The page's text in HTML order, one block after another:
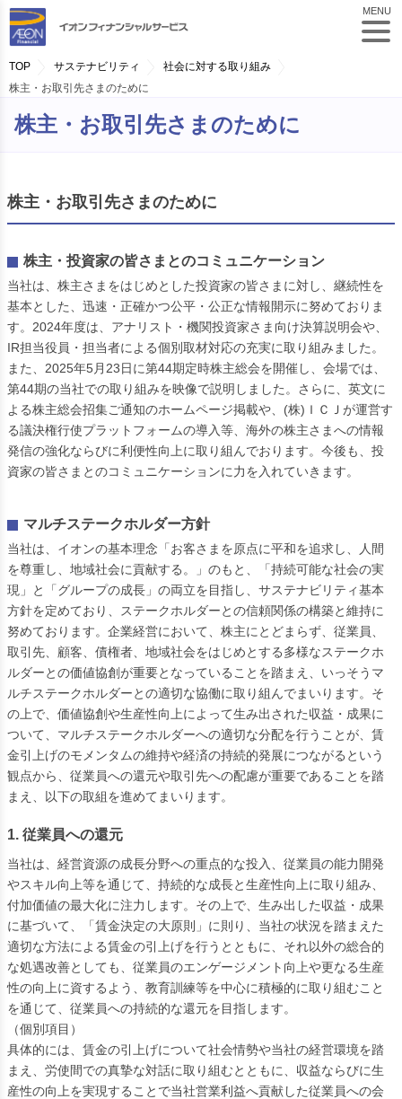
MENU
TOP サステナビリティ
社会に対する取り組み
株主・お取引先さまのために
株主・お取引先さまのために
株主・お取引先さまのために
株主・投資家の皆さまとのコミュニケーション
当社は、株主さまをはじめとした投資家の皆さまに対し、継続性を
基本とした、迅速・正確かつ公平・公正な情報開示に努めておりま
す。2024年度は、アナリスト・機関投資家さま向け決算説明会や、
IR担当役員・担当者による個別取材対応の充実に取り組みました。
また、2025年5月23日に第44期定時株主総会を開催し、会場では、
第44期の当社での取り組みを映像で説明しました。さらに、英文に
よる株主総会招集ご通知のホームページ掲載や、(株)ＩＣＪが運営す
る議決権行使プラットフォームの導入等、海外の株主さまへの情報
発信の強化ならびに利便性向上に取り組んでおります。今後も、投
資家の皆さまとのコミュニケーションに力を入れていきます。
マルチステークホルダー方針
当社は、イオンの基本理念「お客さまを原点に平和を追求し、人間
を尊重し、地域社会に貢献する。」のもと、「持続可能な社会の実
現」と「グループの成長」の両立を目指し、サステナビリティ基本
方針を定めており、ステークホルダーとの信頼関係の構築と維持に
努めております。企業経営において、株主にとどまらず、従業員、
取引先、顧客、債権者、地域社会をはじめとする多様なステークホ
ルダーとの価値協創が重要となっていることを踏まえ、いっそうマ
ルチステークホルダーとの適切な協働に取り組んでまいります。そ
の上で、価値協創や生産性向上によって生み出された収益・成果に
ついて、マルチステークホルダーへの適切な分配を行うことが、賃
金引上げのモメンタムの維持や経済の持続的発展につながるという
観点から、従業員への還元や取引先への配慮が重要であることを踏
まえ、以下の取組を進めてまいります。
1. 従業員への還元
当社は、経営資源の成長分野への重点的な投入、従業員の能力開発
やスキル向上等を通じて、持続的な成長と生産性向上に取り組み、
付加価値の最大化に注力します。その上で、生み出した収益・成果
に基づいて、「賃金決定の大原則」に則り、当社の状況を踏まえた
適切な方法による賃金の引上げを行うとともに、それ以外の総合的
な処遇改善としても、従業員のエンゲージメント向上や更なる生産
性の向上に資するよう、教育訓練等を中心に積極的に取り組むこと
を通じて、従業員への持続的な還元を目指します。
（個別項目）
具体的には、賃金の引上げについて社会情勢や当社の経営環境を踏
まえ、労使間での真摯な対話に取り組むとともに、収益ならびに生
産性の向上を実現することで当社営業利益へ貢献した従業員への会